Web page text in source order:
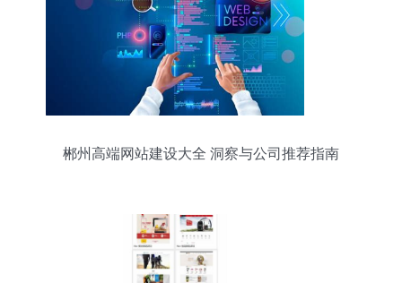
郴州高端网站建设大全 洞察与公司推荐指南